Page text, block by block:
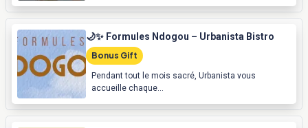
🌙✨ Formules Ndogou – Urbanista Bistro
Bonus Gift
Pendant tout le mois sacré, Urbanista vous
accueille chaque...